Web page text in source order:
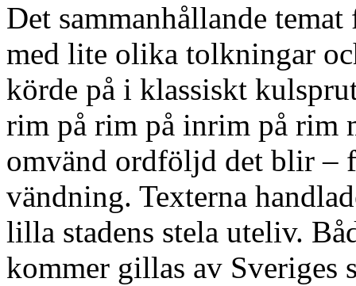
Det sammanhållande
med lite olika tolkningar
körde på i klassiskt
rim på rim på inrim på rim
omvänd ordföljd det blir –
vändning. Texterna
lilla stadens stela uteliv.
kommer gillas av Sveriges